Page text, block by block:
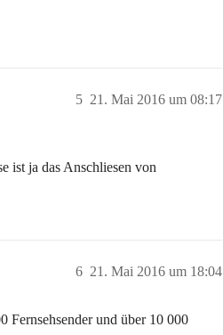
21. Mai 2016 um 08:17
5
ist ja das Anschliesen von
21. Mai 2016 um 18:04
6
und über 10 000